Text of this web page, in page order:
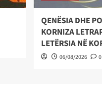
QENËSIA DHE
KORNIZA
LETËRSIA NË
06/08/2026 0